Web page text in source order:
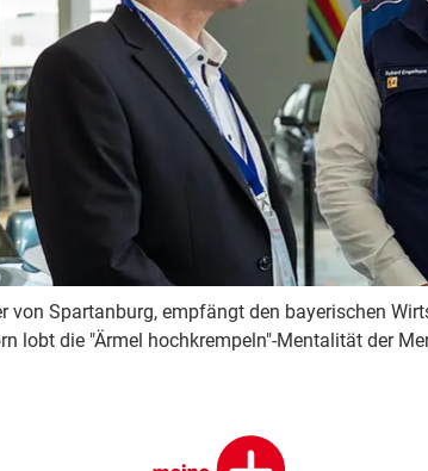
von Spartanburg, empfängt den bayerischen
lobt die "Ärmel hochkrempeln"-Mentalität der